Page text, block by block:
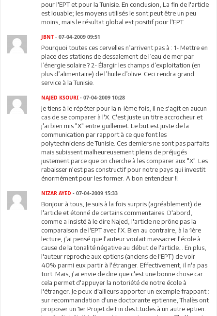
pour l'EPT et pour la Tunisie. En conclusion, La fin de l'article
est louable; les moyens utilisés le sont peut être un peu
moins, mais le résultat global est positif pour l'EPT.
JBNT - 07-04-2009 09:51
Pourquoi toutes ces cervelles n’arrivent pas à : 1- Mettre en
place des stations de dessalement de l’eau de mer par
l’énergie solaire ? 2- Élargir les champs d’exploitation (en
plus d’alimentaire) de l’huile d’olive. Ceci rendra grand
service à la Tunisie.
NAJED KSOURI - 07-04-2009 10:28
Je tiens à le répéter pour la n-ième fois, il ne s'agit en aucun
cas de se comparer à l'X. C'est juste un titre accrocheur et
j'ai bien mis "X" entre guillemet. Le but est juste de la
communication par rapport à ce que font les
polytechniciens de Tunisie. Ces derniers ne sont pas parfaits
mais subissent malheureusement pleins de préjugés
justement parce que on cherche à les comparer aux "X". Les
rabaisser n'est pas constructif pour notre pays qui investit
énormément pour les former. A bon entendeur !!
NIZAR AYED - 07-04-2009 15:33
Bonjour à tous, Je suis à la fois surpris (agréablement) de
l'article et étonné de certains commentaires. D'abord,
comme a insisté à le dire Najed, l'article ne prône pas la
comparaison de l'EPT avec l'X. Bien au contraire, à la 1ère
lecture, j'ai pensé que l'auteur voulait massacrer l'école à
cause de la tonalité négative au début de l'article... En plus,
l'auteur reproche aux eptiens (anciens de l'EPT) de voir
40% parmi eux partir à l'étranger. Effectivement, il n'a pas
tort. Mais, j'ai envie de dire que c'est une bonne chose car
cela permet d'appuyer la notoriété de notre école à
l'étranger. Je peux d'ailleurs apporter un exemple frappant :
sur recommandation d'une doctorante eptienne, Thalès ont
proposer un 1er Projet de Fin des Etudes à un autre eptien.